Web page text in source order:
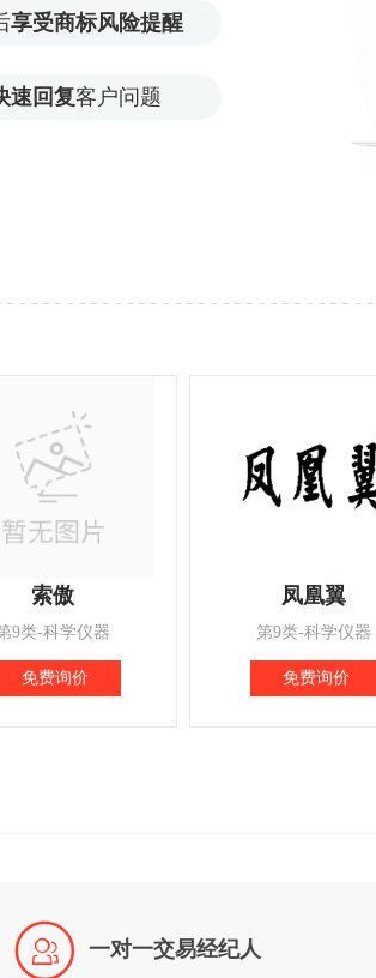
享受商标风险提醒
速回复客户问题
索傲
9类-科学仪器
免费询价
凤凰翼
第9类-科学仪器
免费询价
 一对一交易经纪人